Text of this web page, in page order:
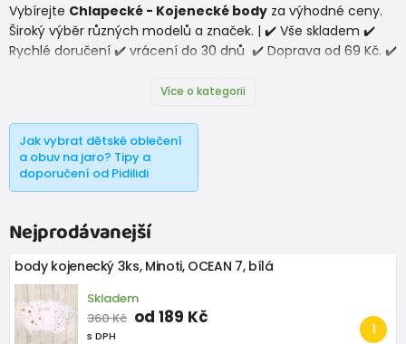
Vybírejte Chlapecké - Kojenecké body za výhodné ceny.
Široký výběr různých modelů a značek. | ✔️ Vše skladem ✔️
Rychlé doručení ✔️ vrácení do 30 dnů ✔️ Doprava od 69 Kč. ✔️
Více o kategorii
Jak vybrat dětské oblečení
a obuv na jaro? Tipy a
doporučení od Pidilidi
Nejprodávanejší
body kojenecký 3ks, Minoti, OCEAN 7, bílá
Skladem
360 Kč od 189 Kč
s DPH